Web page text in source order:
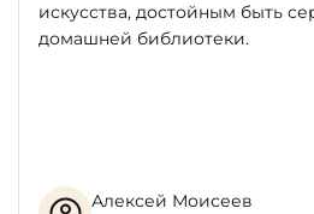
искусства, достойным быть
домашней библиотеки.
Алексей Моисеев